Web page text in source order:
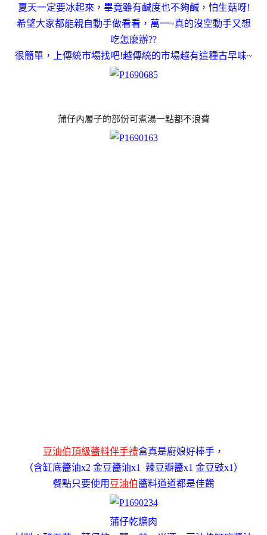
夏天一定要冰起來，畢竟雖有鹹度也不夠鹹，怕生菇呀!
希望大家都能親自動手做看看 ， 萬一~真的沒空動手又想
吃怎麼辦??
很簡單 ，上傳統市場找吧!越傳統的市場越有這種古早味~
蒲仔內層子的部份可煮湯一點都不浪費
豆油伯頂級醬料伴手禮盒真是廚娘好棒手，
（含缸底醬油x2 金豆醬油x1 辣豆瓣醬x1 金豆豉x1）
餐點只要使用 豆油伯醬料道道都是佳餚
蒲仔乾爌肉